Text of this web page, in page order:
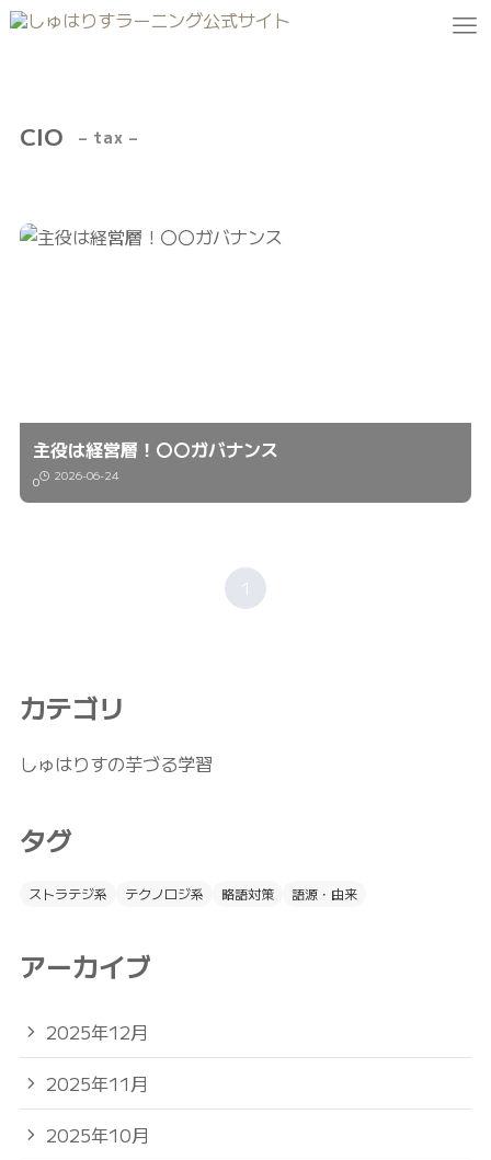
CIO – tax –
主役は経営層！〇〇ガバナンス
0 2026-06-24
1
カテゴリ
しゅはりすの芋づる学習
タグ
ストラテジ系 テクノロジ系 略語対策 語源・由来
アーカイブ
2025年12月
2025年11月
2025年10月